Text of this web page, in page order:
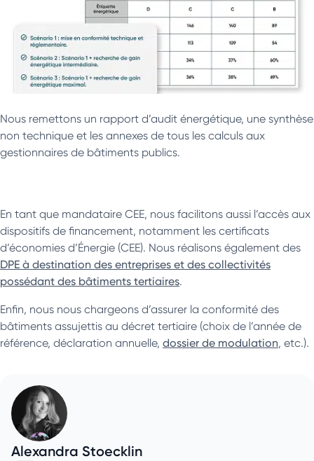
Nous remettons un rapport d’audit énergétique, une synthèse
non technique et les annexes de tous les calculs aux
gestionnaires de bâtiments publics.
En tant que mandataire CEE, nous facilitons aussi l’accès aux
dispositifs de financement, notamment les certificats
d’économies d’Énergie (CEE). Nous réalisons également des
DPE à destination des entreprises et des collectivités
possédant des bâtiments tertiaires.
Enfin, nous nous chargeons d’assurer la conformité des
bâtiments assujettis au décret tertiaire (choix de l’année de
référence, déclaration annuelle, dossier de modulation, etc.).
Alexandra Stoecklin